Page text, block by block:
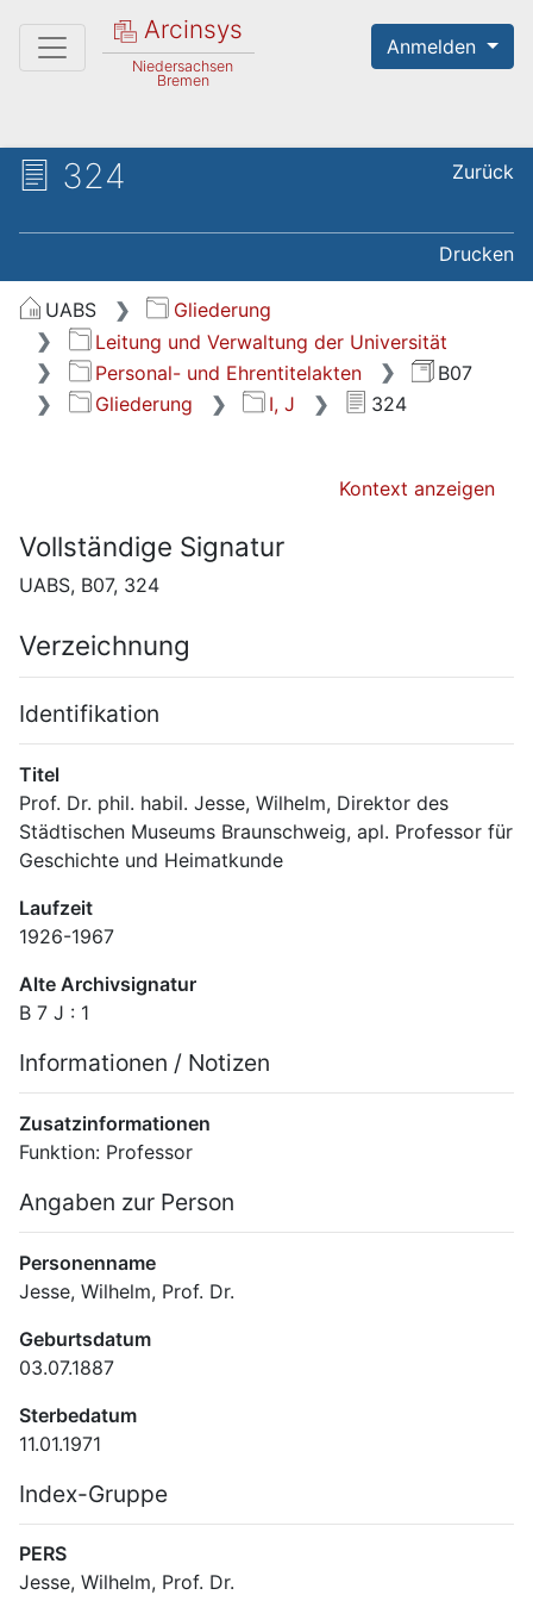
Arcinsys
Niedersachsen
Bremen
Anmelden
324 Zurück
Drucken
UABS
Gliederung
Leitung und Verwaltung der Universität
Personal- und Ehrentitelakten
B07
Gliederung
I, J 324
Kontext anzeigen
Vollständige Signatur
UABS, B07, 324
Verzeichnung
Identifikation
Titel
Prof. Dr. phil. habil. Jesse, Wilhelm, Direktor des
Städtischen Museums Braunschweig, apl. Professor für
Geschichte und Heimatkunde
Laufzeit
1926-1967
Alte Archivsignatur
B 7 J : 1
Informationen / Notizen
Zusatzinformationen
Funktion: Professor
Angaben zur Person
Personenname
Jesse, Wilhelm, Prof. Dr.
Geburtsdatum
03.07.1887
Sterbedatum
11.01.1971
Index-Gruppe
PERS
Jesse, Wilhelm, Prof. Dr.